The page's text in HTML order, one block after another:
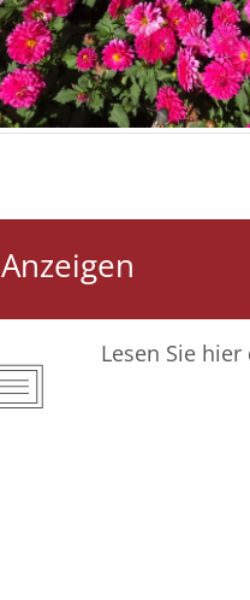
Anzeigen
Lesen Sie